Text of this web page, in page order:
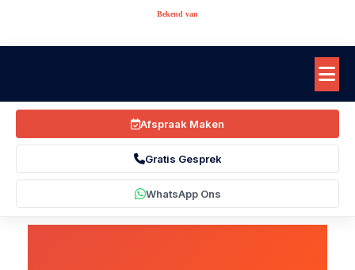
Bekend van
Afspraak Maken
Gratis Gesprek
WhatsApp Ons